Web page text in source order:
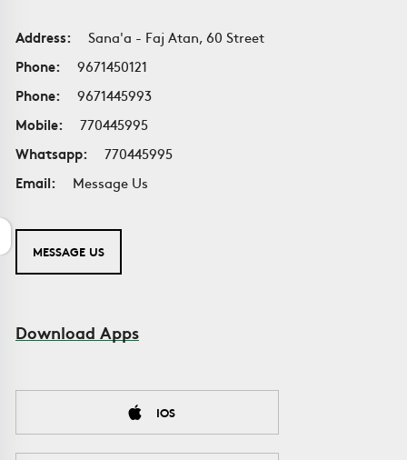
Address:
Sana'a - Faj Atan, 60 Street
Phone:
9671450121
Phone:
9671445993
Mobile:
770445995
Whatsapp:
770445995
Email:
Message Us
MESSAGE US
Download Apps
IOS